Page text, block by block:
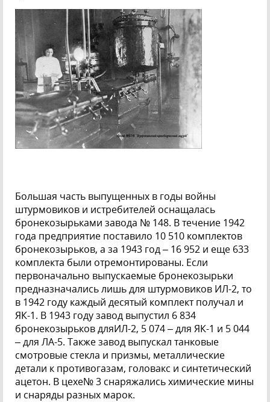
Большая часть выпущенных в годы войны
штурмовиков и истребителей оснащалась
бронекозырьками завода № 148. В течение 1942
года предприятие поставило 10 510 комплектов
бронекозырьков, а за 1943 год – 16 952 и еще 633
комплекта были отремонтированы. Если
первоначально выпускаемые бронекозырьки
предназначались лишь для штурмовиков ИЛ-2, то
в 1942 году каждый десятый комплект получал и
ЯК-1. В 1943 году завод выпустил 6 834
бронекозырьков дляИЛ-2, 5 074 – для ЯК-1 и 5 044
– для ЛА-5. Также завод выпускал танковые
смотровые стекла и призмы, металлические
детали к противогазам, головакс и синтетический
ацетон. В цехе№ 3 снаряжались химические мины
и снаряды разных марок.